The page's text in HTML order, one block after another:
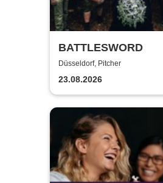
BATTLESWORD
Düsseldorf, Pitcher
23.08.2026